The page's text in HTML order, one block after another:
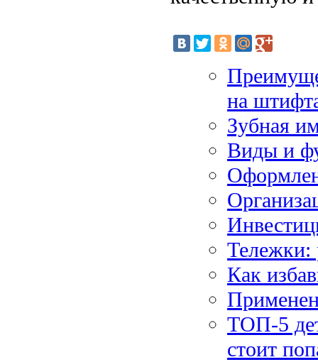
на
Зубная
Виды и
Тележки:
Как
ТОП-5
стоит